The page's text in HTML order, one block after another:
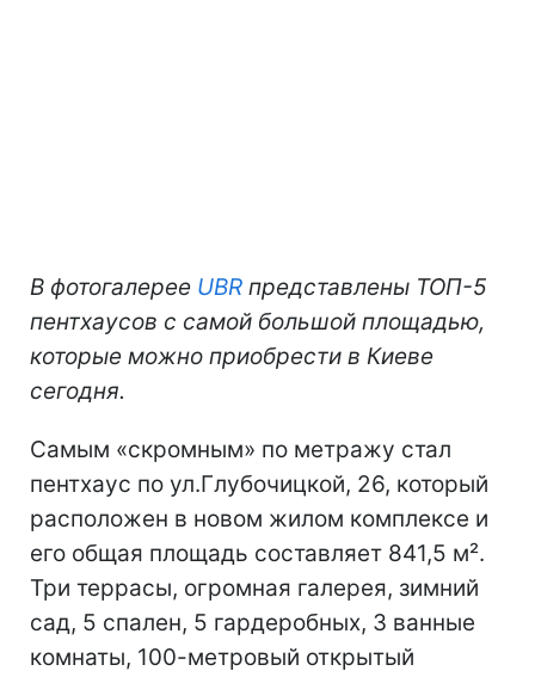
В фотогалерее UBR представлены ТОП-5
пентхаусов с самой большой площадью,
которые можно приобрести в Киеве
сегодня.
Самым «скромным» по метражу стал
пентхаус по ул.Глубочицкой, 26, который
расположен в новом жилом комплексе и
его общая площадь составляет 841,5 м².
Три террасы, огромная галерея, зимний
сад, 5 спален, 5 гардеробных, 3 ванные
комнаты, 100-метровый открытый